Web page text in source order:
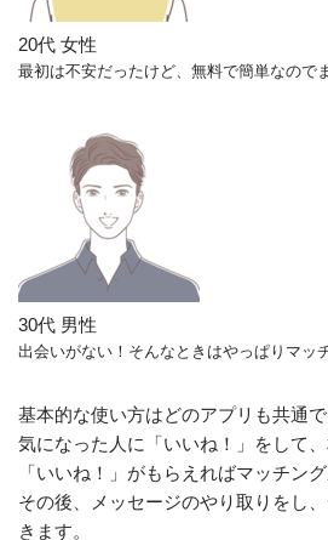
20代 女性
最初は不安だったけど、無料で簡単なので
30代 男性
出会いがない！そんなときはやっぱりマッ
基本的な使い方はどのアプリも共通
気になった人に「いいね！」をして
「いいね！」がもらえればマッチング
その後、メッセージのやり取りをし
きます。